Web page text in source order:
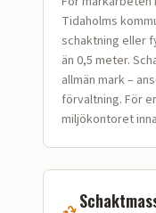
Tidaholms
schaktning eller
än 0,5 meter.
allmän mark –
förvaltning. För
miljökontoret